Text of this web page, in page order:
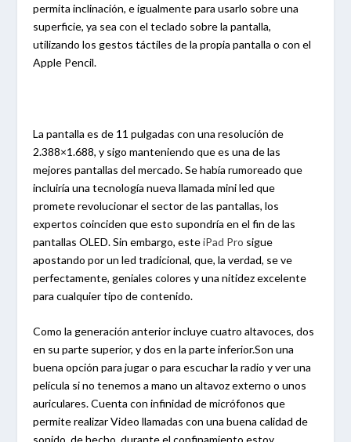
permita inclinación, e igualmente para usarlo sobre una
superficie, ya sea con el teclado sobre la pantalla,
utilizando los gestos táctiles de la propia pantalla o con el
Apple Pencil.
La pantalla es de 11 pulgadas con una resolución de
2.388×1.688, y sigo manteniendo que es una de las
mejores pantallas del mercado. Se había rumoreado que
incluiría una tecnología nueva llamada mini led que
promete revolucionar el sector de las pantallas, los
expertos coinciden que esto supondría en el fin de las
pantallas OLED. Sin embargo, esteiPad Pro sigue
apostando por un led tradicional, que, la verdad, se ve
perfectamente, geniales colores y una nitidez excelente
para cualquier tipo de contenido.
Como la generación anterior incluye cuatro altavoces, dos
en su parte superior, y dos en la parte inferior.Son una
buena opción para jugar o para escuchar la radio y ver una
película si no tenemos a mano un altavoz externo o unos
auriculares. Cuenta con infinidad de micrófonos que
permite realizar Video llamadas con una buena calidad de
sonido, de hecho, durante el confinamiento estoy